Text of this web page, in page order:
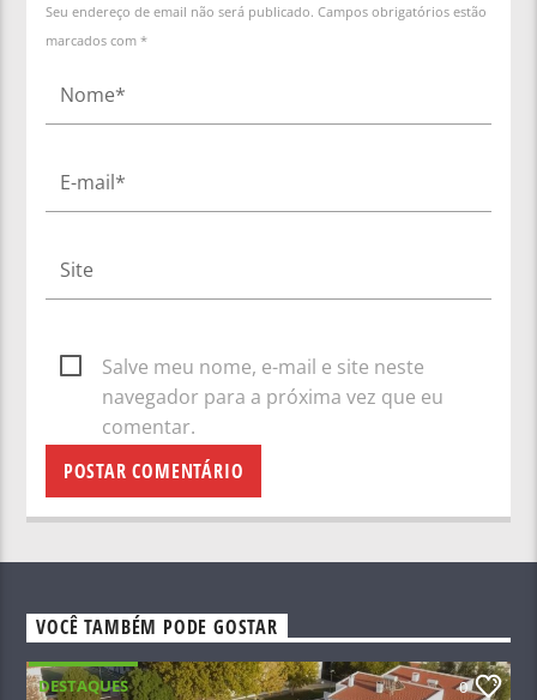
Seu endereço de email não será publicado. Campos obrigatórios estão
marcados com *
Salve meu nome, e-mail e site neste
navegador para a próxima vez que eu
comentar.
VOCÊ TAMBÉM PODE GOSTAR
DESTAQUES 0